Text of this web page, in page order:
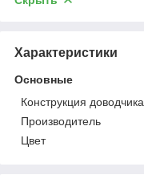
Характеристики
Основные
Конструкция доводчика
Производитель
Цвет